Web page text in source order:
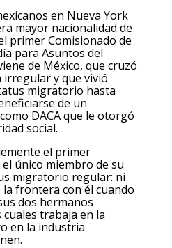
en Nueva York
mayor nacionalidad de
primer Comisionado de
para Asuntos del
de México, que cruzó
y que vivió
migratorio hasta
de un
DACA que le otorgó
social.
el primer
único miembro de su
migratorio regular: ni
frontera con él cuando
dos hermanos
trabaja en la
en la industria